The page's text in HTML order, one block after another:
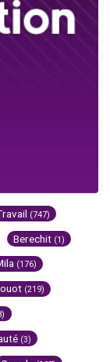
(747)
Berechit (1)
(176)
(219)
(3)